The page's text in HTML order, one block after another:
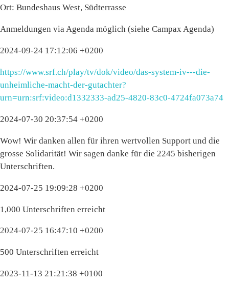
Ort: Bundeshaus West, Südterrasse
Anmeldungen via Agenda möglich (siehe Campax Agenda)
2024-09-24 17:12:06 +0200
https://www.srf.ch/play/tv/dok/video/das-system-iv---die-
unheimliche-macht-der-gutachter?
urn=urn:srf:video:d1332333-ad25-4820-83c0-4724fa073a74
2024-07-30 20:37:54 +0200
Wow! Wir danken allen für ihren wertvollen Support und die
grosse Solidarität! Wir sagen danke für die 2245 bisherigen
Unterschriften.
2024-07-25 19:09:28 +0200
1,000 Unterschriften erreicht
2024-07-25 16:47:10 +0200
500 Unterschriften erreicht
2023-11-13 21:21:38 +0100